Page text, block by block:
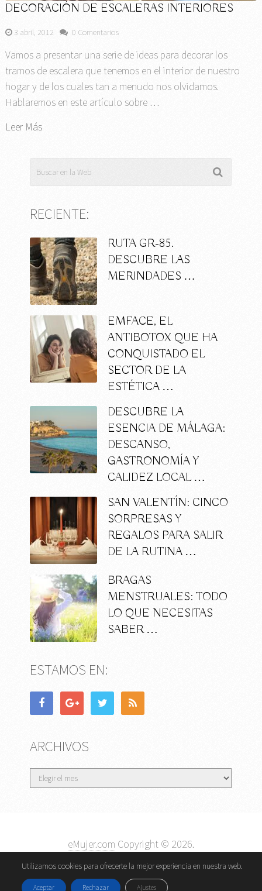
DECORACIÓN DE ESCALERAS INTERIORES
3 abril, 2012 0 Comentarios
Vamos a presentar una serie de ideas para decorar los
tramos de escalera que tenemos en el interior de nuestro
hogar y de los cuales tan a menudo nos olvidamos.
Hablaremos en este artículo sobre …
Leer Más
RECIENTE:
RUTA GR-85.
DESCUBRE LAS
MERINDADES …
EMFACE, EL
ANTIBOTOX QUE HA
CONQUISTADO EL
SECTOR DE LA
ESTÉTICA …
DESCUBRE LA
ESENCIA DE MÁLAGA:
DESCANSO,
GASTRONOMÍA Y
CALIDEZ LOCAL …
SAN VALENTÍN: CINCO
SORPRESAS Y
REGALOS PARA SALIR
DE LA RUTINA …
BRAGAS
MENSTRUALES: TODO
LO QUE NECESITAS
SABER …
ESTAMOS EN:
ARCHIVOS
Archivos
eMujer.com Copyright © 2026.
Contactar
|| Datos Legales y Privacidad
Política de
Cookies
Utilizamos cookies para ofrecerte la mejor experiencia en nuestra web.
Aceptar Rechazar Ajustes